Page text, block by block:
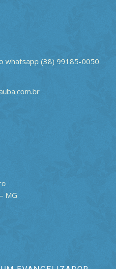
whatsapp (38) 99185-0050
MG